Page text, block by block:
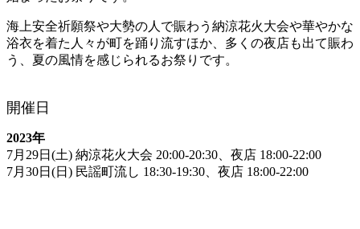
海上安全祈願祭や大勢の人で賑わう納涼花火大会や華やかな
浴衣を着た人々が町を踊り流すほか、多くの夜店も出て賑わ
う、夏の風情を感じられるお祭りです。
開催日
2023年
7月29日(土) 納涼花火大会 20:00-20:30、夜店 18:00-22:00
7月30日(日) 民謡町流し 18:30-19:30、夜店 18:00-22:00